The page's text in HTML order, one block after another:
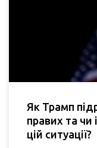
Як Трамп
правих та чи
цій ситуації?